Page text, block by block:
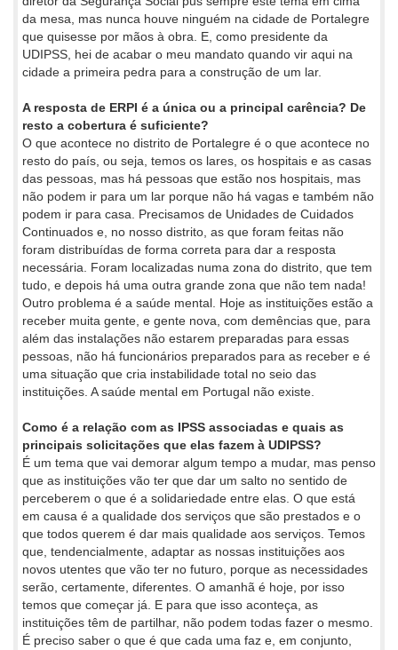
da mesa, mas nunca houve ninguém na cidade de Portalegre
que quisesse por mãos à obra. E, como presidente da
UDIPSS, hei de acabar o meu mandato quando vir aqui na
cidade a primeira pedra para a construção de um lar.
A resposta de ERPI é a única ou a principal carência? De
resto a cobertura é suficiente?
O que acontece no distrito de Portalegre é o que acontece no
resto do país, ou seja, temos os lares, os hospitais e as casas
das pessoas, mas há pessoas que estão nos hospitais, mas
não podem ir para um lar porque não há vagas e também não
podem ir para casa. Precisamos de Unidades de Cuidados
Continuados e, no nosso distrito, as que foram feitas não
foram distribuídas de forma correta para dar a resposta
necessária. Foram localizadas numa zona do distrito, que tem
tudo, e depois há uma outra grande zona que não tem nada!
Outro problema é a saúde mental. Hoje as instituições estão a
receber muita gente, e gente nova, com demências que, para
além das instalações não estarem preparadas para essas
pessoas, não há funcionários preparados para as receber e é
uma situação que cria instabilidade total no seio das
instituições. A saúde mental em Portugal não existe.
Como é a relação com as IPSS associadas e quais as
principais solicitações que elas fazem à UDIPSS?
É um tema que vai demorar algum tempo a mudar, mas penso
que as instituições vão ter que dar um salto no sentido de
perceberem o que é a solidariedade entre elas. O que está
em causa é a qualidade dos serviços que são prestados e o
que todos querem é dar mais qualidade aos serviços. Temos
que, tendencialmente, adaptar as nossas instituições aos
novos utentes que vão ter no futuro, porque as necessidades
serão, certamente, diferentes. O amanhã é hoje, por isso
temos que começar já. E para que isso aconteça, as
instituições têm de partilhar, não podem todas fazer o mesmo.
É preciso saber o que é que cada uma faz e, em conjunto,